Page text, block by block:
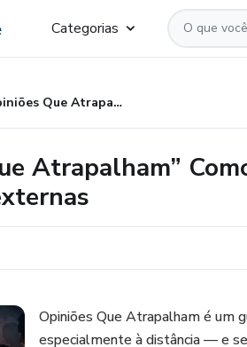
Categorias
Opiniões Que Atrapalham” Como proteger seu relacionamento das vozes externas
Atrapalham”
Opiniões Que Atrapalham é um
especialmente à distância — e